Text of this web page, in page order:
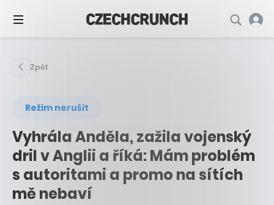
Zpět
Režim nerušit
Vyhrála Anděla, zažila vojenský
dril v Anglii a říká: Mám problém
s autoritami a promo na sítích
mě nebaví